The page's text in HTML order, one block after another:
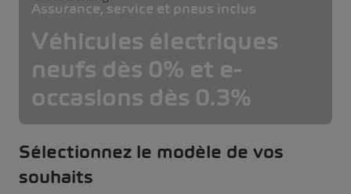
Assurance, service et pneus inclus
Véhicules électriques
neufs dès 0% et e-
occasions dès 0.3%
Sélectionnez le modèle de vos
souhaits